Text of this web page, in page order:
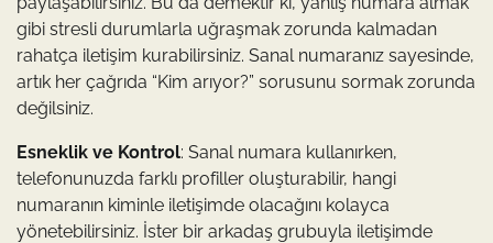
gibi stresli durumlarla uğraşmak zorunda kalmadan
rahatça iletişim kurabilirsiniz. Sanal numaranız sayesinde,
artık her çağrıda “Kim arıyor?” sorusunu sormak zorunda
değilsiniz.
Esneklik ve Kontrol: Sanal numara kullanırken,
telefonunuzda farklı profiller oluşturabilir, hangi
numaranın kiminle iletişimde olacağını kolayca
yönetebilirsiniz. İster bir arkadaş grubuyla iletişimde